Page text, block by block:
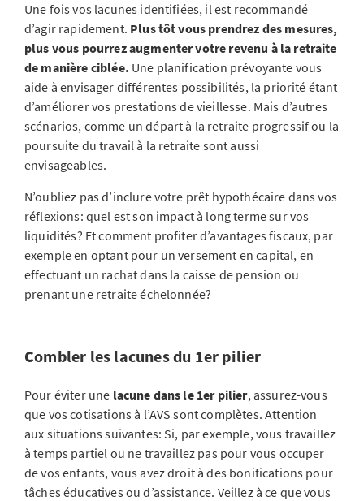
Une fois vos lacunes identifiées, il est recommandé
d’agir rapidement. Plus tôt vous prendrez des mesures,
plus vous pourrez augmenter votre revenu à la retraite
de manière ciblée. Une planification prévoyante vous
aide à envisager différentes possibilités, la priorité étant
d’améliorer vos prestations de vieillesse. Mais d’autres
scénarios, comme un départ à la retraite progressif ou la
poursuite du travail à la retraite sont aussi
envisageables.
N’oubliez pas d’inclure votre prêt hypothécaire dans vos
réflexions: quel est son impact à long terme sur vos
liquidités? Et comment profiter d’avantages fiscaux, par
exemple en optant pour un versement en capital, en
effectuant un rachat dans la caisse de pension ou
prenant une retraite échelonnée?
Combler les lacunes du 1er pilier
Pour éviter une lacune dans le 1er pilier, assurez-vous
que vos cotisations à l’AVS sont complètes. Attention
aux situations suivantes: Si, par exemple, vous travaillez
à temps partiel ou ne travaillez pas pour vous occuper
de vos enfants, vous avez droit à des bonifications pour
tâches éducatives ou d’assistance. Veillez à ce que vous